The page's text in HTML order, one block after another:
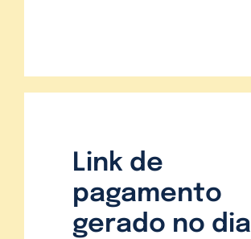
Link de
pagamento
gerado no dia